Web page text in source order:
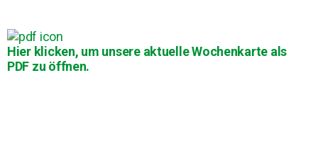
Hier klicken, um unsere aktuelle Wochenkarte als
PDF zu öffnen.